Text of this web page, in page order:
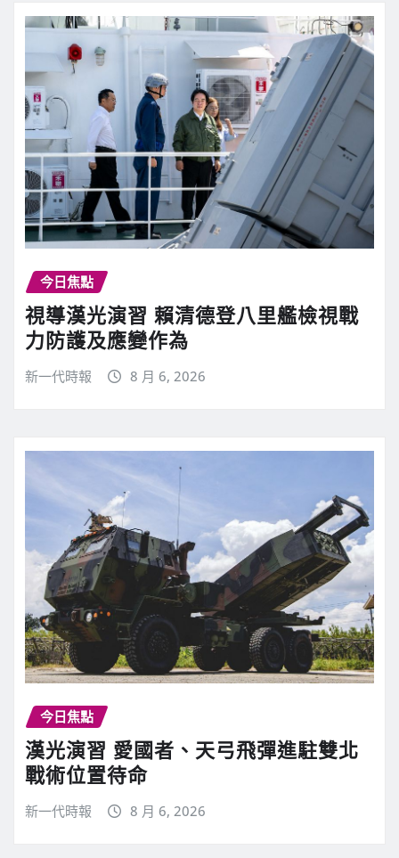
今日焦點
視導漢光演習 賴清德登八里艦檢視戰
力防護及應變作為
新一代時報 8 月 6, 2026
今日焦點
漢光演習 愛國者、天弓飛彈進駐雙北
戰術位置待命
新一代時報 8 月 6, 2026